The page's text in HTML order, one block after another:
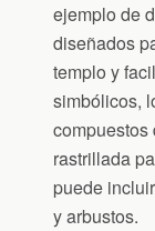
ejemplo de
diseñados
templo y
simbólicos,
compuestos
rastrillada
puede
y arbustos.